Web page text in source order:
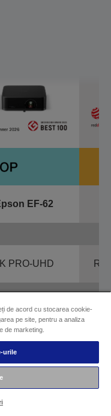
EF-62
PRO-UHD
700 lm
portabil,
de acord cu stocarea cookie-
pe site, pentru a analiza
de marketing.
urile